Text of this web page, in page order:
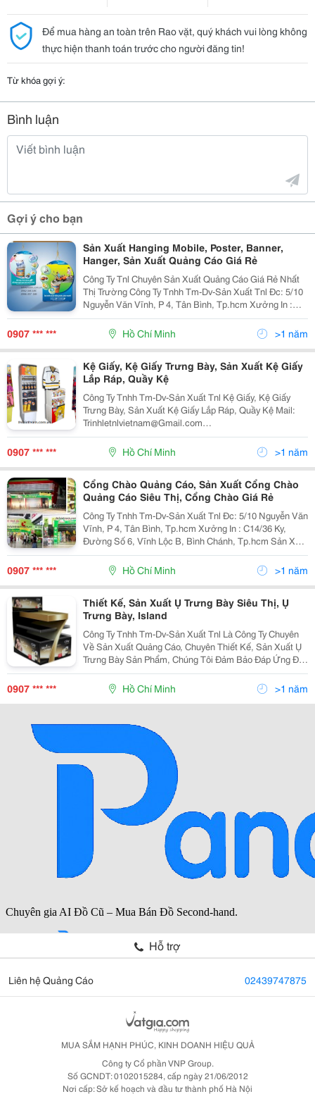
Để mua hàng an toàn trên Rao vặt, quý khách vui lòng không
thực hiện thanh toán trước cho người đăng tin!
Từ khóa gợi ý:
Bình luận
Gợi ý cho bạn
Sản Xuất Hanging Mobile, Poster, Banner,
Hanger, Sản Xuất Quảng Cáo Giá Rẻ
Công Ty Tnl Chuyên Sản Xuất Quảng Cáo Giá Rẻ Nhất
Thị Trường Công Ty Tnhh Tm-Dv-Sản Xuất Tnl Đc: 5/10
Nguyễn Văn Vĩnh, P 4, Tân Bình, Tp.hcm Xưởng In :
C14/36 Ky, Đường Số 6, Vĩnh Lộc B, Bình Chánh,
Tp.hcm Website: Www.tnlvietnam
0907 *** *** Hồ Chí Minh >1 năm
Kệ Giấy, Kệ Giấy Trưng Bày, Sản Xuất Kệ Giấy
Lắp Ráp, Quầy Kệ
Công Ty Tnhh Tm-Dv-Sản Xuất Tnl Kệ Giấy, Kệ Giấy
Trưng Bày, Sản Xuất Kệ Giấy Lắp Ráp, Quầy Kệ Mail:
Trinhletnlvietnam@Gmail.com
Linhhotnlvietnam@Gmail.com Công Ty Tnl Chúng Tôi
Chuyên Sản Xuất Quảng Cáo, Sản Xuất Posm Chuyên
Nghiệp. Tn
0907 *** *** Hồ Chí Minh >1 năm
Cổng Chào Quảng Cáo, Sản Xuất Cổng Chào
Quảng Cáo Siêu Thị, Cổng Chào Giá Rẻ
Công Ty Tnhh Tm-Dv-Sản Xuất Tnl Đc: 5/10 Nguyễn Văn
Vĩnh, P 4, Tân Bình, Tp.hcm Xưởng In : C14/36 Ky,
Đường Số 6, Vĩnh Lộc B, Bình Chánh, Tp.hcm Sản Xuất
Quảng Cáo Hiện Nay Đang Được Nhiều Người Chú Ý
Đến Và Sử Dụng Khá Phổ Biến Trên K
0907 *** *** Hồ Chí Minh >1 năm
Thiết Kế, Sản Xuất Ụ Trưng Bày Siêu Thị, Ụ
Trưng Bày, Island
Công Ty Tnhh Tm-Dv-Sản Xuất Tnl Là Công Ty Chuyên
Về Sản Xuất Quảng Cáo, Chuyên Thiết Kế, Sản Xuất Ụ
Trưng Bày Sản Phẩm, Chúng Tôi Đảm Bảo Đáp Ứng Đầy
Đủ Các Nhu Cầu Của Khách Hàng Call: 0902 346 186
0907 *** *** Hồ Chí Minh >1 năm
Hỗ trợ
Liên hệ Quảng Cáo 02439747875
MUA SẮM HẠNH PHÚC, KINH DOANH HIỆU QUẢ
Công ty Cổ phần VNP Group.
Số GCNDT: 0102015284, cấp ngày 21/06/2012
Nơi cấp: Sở kế hoạch và đầu tư thành phố Hà Nội